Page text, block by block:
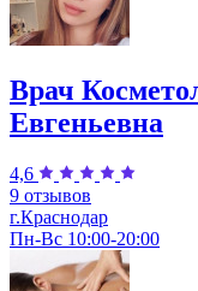
Врач
Евгеньевна
4,6
9 отзывов
г.Краснодар
Пн-Вс 10:00-20:00